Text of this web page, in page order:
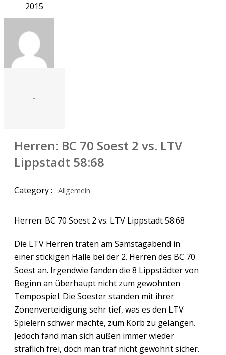
2015
-
Herren: BC 70 Soest 2 vs. LTV
Lippstadt 58:68
Category : Allgemein
Herren: BC 70 Soest 2 vs. LTV Lippstadt 58:68
Die LTV Herren traten am Samstagabend in
einer stickigen Halle bei der 2. Herren des BC 70
Soest an. Irgendwie fanden die 8 Lippstädter von
Beginn an überhaupt nicht zum gewohnten
Tempospiel. Die Soester standen mit ihrer
Zonenverteidigung sehr tief, was es den LTV
Spielern schwer machte, zum Korb zu gelangen.
Jedoch fand man sich außen immer wieder
sträflich frei, doch man traf nicht gewohnt sicher.